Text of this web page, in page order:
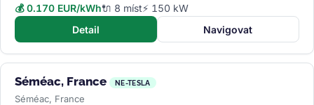
💰 0.170 EUR/kWh🔌 8 míst⚡ 150 kW
Detail
Navigovat
Séméac, France NE-TESLA
Séméac, France